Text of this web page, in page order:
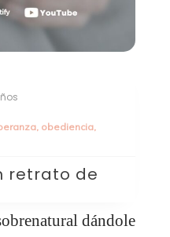
años
podemos
un
de un
de la Palabra,